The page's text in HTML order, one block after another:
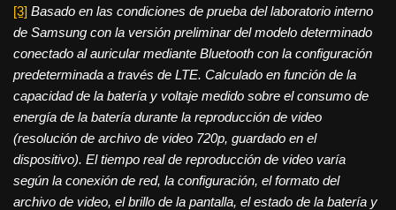
[3] Basado en las condiciones de prueba del laboratorio interno
de Samsung con la versión preliminar del modelo determinado
conectado al auricular mediante Bluetooth con la configuración
predeterminada a través de LTE. Calculado en función de la
capacidad de la batería y voltaje medido sobre el consumo de
energía de la batería durante la reproducción de video
(resolución de archivo de video 720p, guardado en el
dispositivo). El tiempo real de reproducción de video varía
según la conexión de red, la configuración, el formato del
archivo de video, el brillo de la pantalla, el estado de la batería y